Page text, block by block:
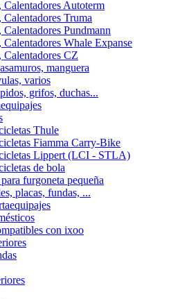
Calentadores Autoterm
Calentadores Truma
Calentadores Pundmann
Calentadores Whale Expanse
Calentadores CZ
manguera
varios
grifos, duchas...
Thule
Fiamma Carry-Bike
Lippert (LCI - STLA)
de bola
furgoneta pequeña
placas, fundas, ...
con ixoo